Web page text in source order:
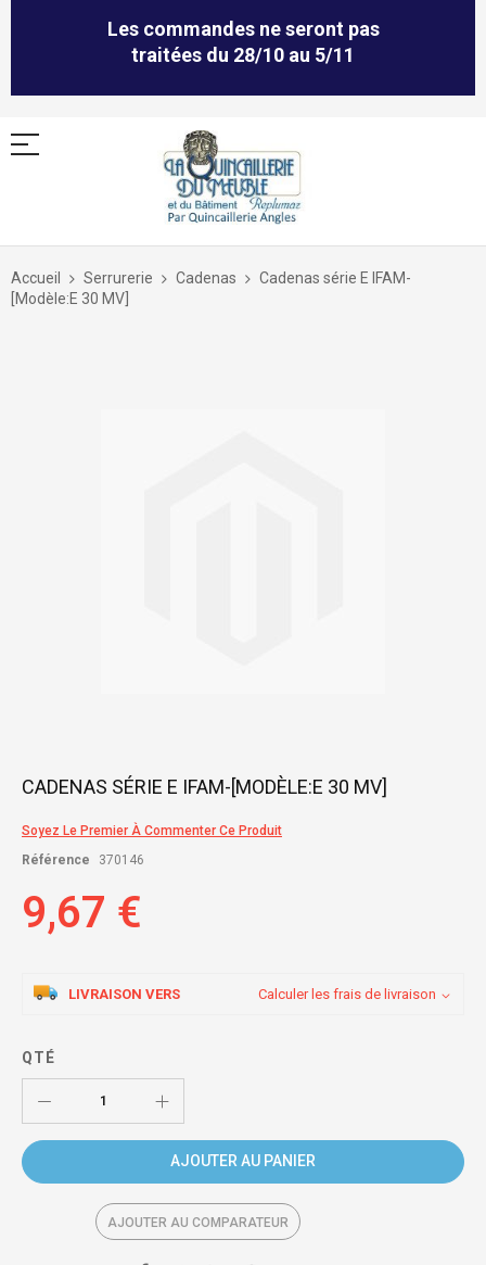
Les commandes ne seront pas
traitées du 28/10 au 5/11
Allez
contenu
Accueil Serrurerie Cadenas
Cadenas série E IFAM-
[Modèle:E 30 MV]
Skip
beginning
of
gallery
CADENAS SÉRIE E IFAM-[MODÈLE:E 30 MV]
Soyez Le Premier À Commenter Ce Produit
Référence
370146
9,67 €
LIVRAISON VERS Calculer les frais de livraison
QTÉ
AJOUTER AU PANIER
AJOUTER AU COMPARATEUR